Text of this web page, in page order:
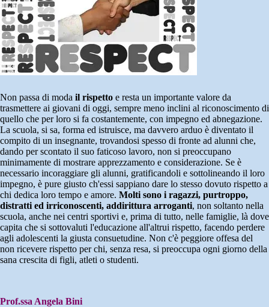
Non passa di moda il rispetto e resta un importante valore da
trasmettere ai giovani di oggi, sempre meno inclini al riconoscimento di
quello che per loro si fa costantemente, con impegno ed abnegazione.
La scuola, si sa, forma ed istruisce, ma davvero arduo è diventato il
compito di un insegnante, trovandosi spesso di fronte ad alunni che,
dando per scontato il suo faticoso lavoro, non si preoccupano
minimamente di mostrare apprezzamento e considerazione. Se è
necessario incoraggiare gli alunni, gratificandoli e sottolineando il loro
impegno, è pure giusto ch'essi sappiano dare lo stesso dovuto rispetto a
chi dedica loro tempo e amore. Molti sono i ragazzi, purtroppo,
distratti ed irriconoscenti, addirittura arroganti, non soltanto nella
scuola, anche nei centri sportivi e, prima di tutto, nelle famiglie, là dove
capita che si sottovaluti l'educazione all'altrui rispetto, facendo perdere
agli adolescenti la giusta consuetudine. Non c'è peggiore offesa del
non ricevere rispetto per chi, senza resa, si preoccupa ogni giorno della
sana crescita di figli, atleti o studenti.
Prof.ssa Angela Bini